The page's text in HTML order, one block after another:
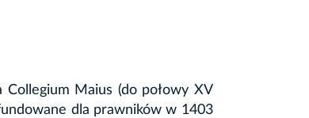
Maius (do połowy XV
dla prawników w 1403